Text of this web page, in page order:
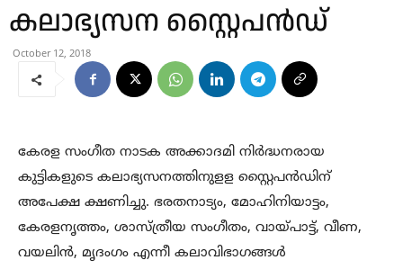
കലാഭ്യസന സ്റ്റൈപന്‍ഡ്
October 12, 2018
കേരള സംഗീത നാടക അക്കാദമി നിര്‍ദ്ധനരായ
കുട്ടികളുടെ കലാഭ്യസനത്തിനുളള സ്റ്റൈപന്‍ഡിന്
അപേക്ഷ ക്ഷണിച്ചു. ഭരതനാട്യം, മോഹിനിയാട്ടം,
കേരളനൃത്തം, ശാസ്ത്രീയ സംഗീതം, വായ്പാട്ട്, വീണ,
വയലിന്‍, മൃദംഗം എന്നീ കലാവിഭാഗങ്ങള്‍